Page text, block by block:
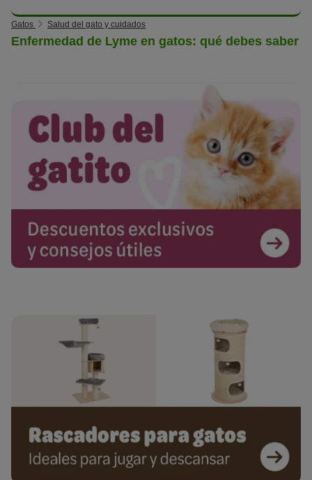
Gatos Salud del gato y cuidados
Enfermedad de Lyme en gatos: qué debes saber